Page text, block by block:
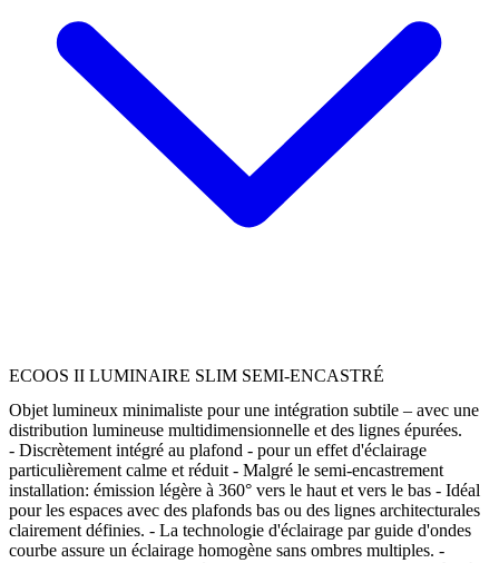
ECOOS II LUMINAIRE SLIM SEMI-ENCASTRÉ
Objet lumineux minimaliste pour une intégration subtile – avec une
distribution lumineuse multidimensionnelle et des lignes épurées.
- Discrètement intégré au plafond - pour un effet d'éclairage
particulièrement calme et réduit - Malgré le semi-encastrement
installation: émission légère à 360° vers le haut et vers le bas - Idéal
pour les espaces avec des plafonds bas ou des lignes architecturales
clairement définies. - La technologie d'éclairage par guide d'ondes
courbe assure un éclairage homogène sans ombres multiples. -